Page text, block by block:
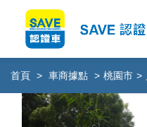
首頁 > 車商據點 > 桃園市 >